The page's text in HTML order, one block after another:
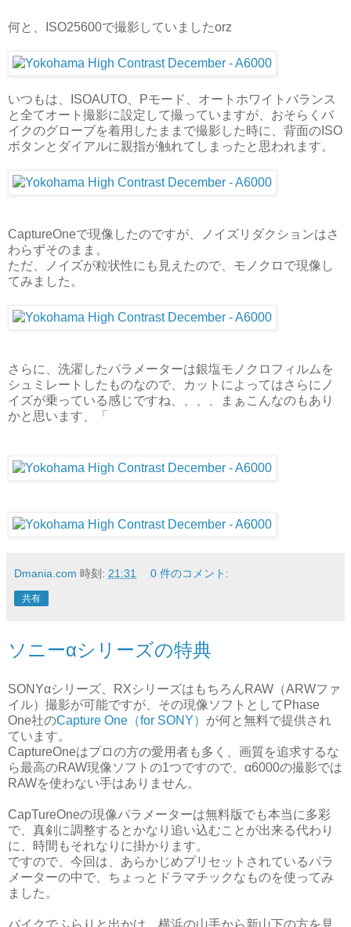
何と、ISO25600で撮影していましたorz
いつもは、ISOAUTO、Pモード、オートホワイトバランス
と全てオート撮影に設定して撮っていますが、おそらくバ
イクのグローブを着用したままで撮影した時に、背面のISO
ボタンとダイアルに親指が触れてしまったと思われます。
CaptureOneで現像したのですが、ノイズリダクションはさ
わらずそのまま。
ただ、ノイズが粒状性にも見えたので、モノクロで現像し
てみました。
さらに、洗濯したパラメーターは銀塩モノクロフィルムを
シュミレートしたものなので、カットによってはさらにノ
イズが乗っている感じですね、、、、まぁこんなのもあり
かと思います、「
Dmania.com 時刻: 21:31 0 件のコメント:
共有
ソニーαシリーズの特典
SONYαシリーズ、RXシリーズはもちろんRAW（ARWファ
イル）撮影が可能ですが、その現像ソフトとしてPhase
One社のCapture One（for SONY） が何と無料で提供され
ています。
CaptureOneはプロの方の愛用者も多く、画質を追求するな
ら最高のRAW現像ソフトの1つですので、α6000の撮影では
RAWを使わない手はありません。
CapTureOneの現像パラメーターは無料版でも本当に多彩
で、真剣に調整するとかなり追い込むことが出来る代わり
に、時間もそれなりに掛かります。
ですので、今回は、あらかじめプリセットされているパラ
メーターの中で、ちょっとドラマチックなものを使ってみ
ました。
バイクでふらりと出かけ、横浜の山手から新山下の方を見